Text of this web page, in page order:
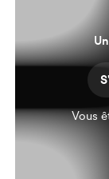
Vous